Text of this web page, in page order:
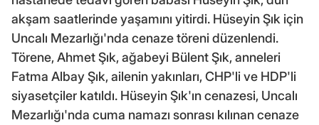
akşam saatlerinde yaşamını yitirdi. Hüseyin Şık için
Uncalı Mezarlığı'nda cenaze töreni düzenlendi.
Törene, Ahmet Şık, ağabeyi Bülent Şık, anneleri
Fatma Albay Şık, ailenin yakınları, CHP'li ve HDP'li
siyasetçiler katıldı. Hüseyin Şık'ın cenazesi, Uncalı
Mezarlığı'nda cuma namazı sonrası kılınan cenaze